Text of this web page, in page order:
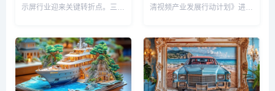
示屏行业迎来关键转折点。三
示产品，像素间距首次突破P0.3
以下，亮度达到10,000尼特以
上，相较传统OLED在户外强光
下的可视性提升近4倍。与此同
时，国内厂商利亚德与洲明科技
局
清视频产业发展行动计划》进入
新数据显示，国内超高清LED显
示屏市场规模已突破800亿元，
同比增长23%。从北京冬奥会到
杭州亚运会，从城市地标裸眼
3D大屏到虚拟制片影棚，LED